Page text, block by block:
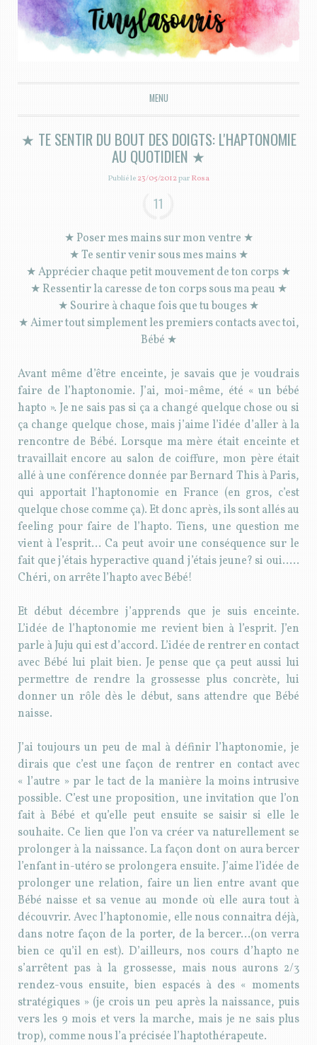
Tiny la souris
MENU
ALLER AU CONTENU PRINCIPAL
★ TE SENTIR DU BOUT DES DOIGTS: L'HAPTONOMIE
AU QUOTIDIEN ★
Publié le23/05/2012parRosa
11
★ Poser mes mains sur mon ventre ★
★ Te sentir venir sous mes mains ★
★ Apprécier chaque petit mouvement de ton corps ★
★ Ressentir la caresse de ton corps sous ma peau ★
★ Sourire à chaque fois que tu bouges ★
★ Aimer tout simplement les premiers contacts avec toi,
Bébé ★
Avant même d’être enceinte, je savais que je voudrais
faire de l’haptonomie. J’ai, moi-même, été « un bébé
hapto ». Je ne sais pas si ça a changé quelque chose ou si
ça change quelque chose, mais j’aime l’idée d’aller à la
rencontre de Bébé. Lorsque ma mère était enceinte et
travaillait encore au salon de coiffure, mon père était
allé à une conférence donnée par Bernard This à Paris,
qui apportait l’haptonomie en France (en gros, c’est
quelque chose comme ça). Et donc après, ils sont allés au
feeling pour faire de l’hapto. Tiens, une question me
vient à l’esprit… Ca peut avoir une conséquence sur le
fait que j’étais hyperactive quand j’étais jeune? si oui…..
Chéri, on arrête l’hapto avec Bébé!
Et début décembre j’apprends que je suis enceinte.
L’idée de l’haptonomie me revient bien à l’esprit. J’en
parle à Juju qui est d’accord. L’idée de rentrer en contact
avec Bébé lui plait bien. Je pense que ça peut aussi lui
permettre de rendre la grossesse plus concrète, lui
donner un rôle dès le début, sans attendre que Bébé
naisse.
J’ai toujours un peu de mal à définir l’haptonomie, je
dirais que c’est une façon de rentrer en contact avec
« l’autre » par le tact de la manière la moins intrusive
possible. C’est une proposition, une invitation que l’on
fait à Bébé et qu’elle peut ensuite se saisir si elle le
souhaite. Ce lien que l’on va créer va naturellement se
prolonger à la naissance. La façon dont on aura bercer
l’enfant in-utéro se prolongera ensuite. J’aime l’idée de
prolonger une relation, faire un lien entre avant que
Bébé naisse et sa venue au monde où elle aura tout à
découvrir. Avec l’haptonomie, elle nous connaitra déjà,
dans notre façon de la porter, de la bercer…(on verra
bien ce qu’il en est). D’ailleurs, nos cours d’hapto ne
s’arrêtent pas à la grossesse, mais nous aurons 2/3
rendez-vous ensuite, bien espacés à des « moments
stratégiques » (je crois un peu après la naissance, puis
vers les 9 mois et vers la marche, mais je ne sais plus
trop), comme nous l’a précisée l’haptothérapeute.